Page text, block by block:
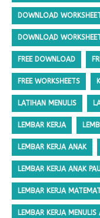
DOWNLOAD
DOWNLOAD
FREE DOWNLOAD
FREE WORKSHEETS
LATIHAN MENULIS
LEMBAR KERJA
LEMBAR KERJA ANAK
LEMBAR KERJA ANAK
LEMBAR KERJA
LEMBAR KERJA MENULIS